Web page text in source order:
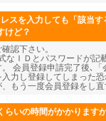
スを入力しても「該当
けど？
認下さい。
なＩＤとパスワードが
会員登録申請完了後､
力し登録してしまった
もう一度会員登録をし
らいの時間がかかります